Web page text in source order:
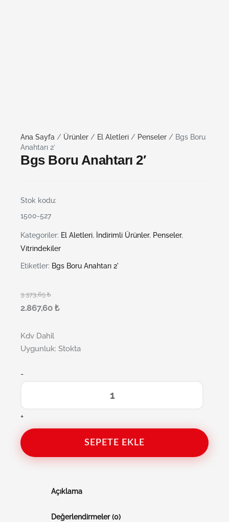
Ana Sayfa / Ürünler / El Aletleri / Penseler / Bgs Boru
Anahtarı 2′
Bgs Boru Anahtarı 2′
Stok kodu:
1500-527
Kategoriler: El Aletleri, İndirimli Ürünler, Penseler,
Vitrindekiler
Etiketler: Bgs Boru Anahtarı 2'
3.373,65₺
2.867,60 ₺
Kdv Dahil
Uygunluk: Stokta
-
+
SEPETE EKLE
Açıklama
Değerlendirmeler (0)